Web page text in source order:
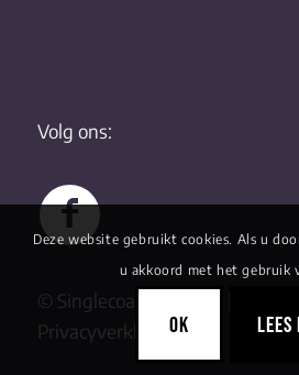
© Singlecoaching 2022 |
Privacyverklaring
Volg ons:
Deze website gebruikt cookies. Als u
u akkoord met het gebruik
OK LEES